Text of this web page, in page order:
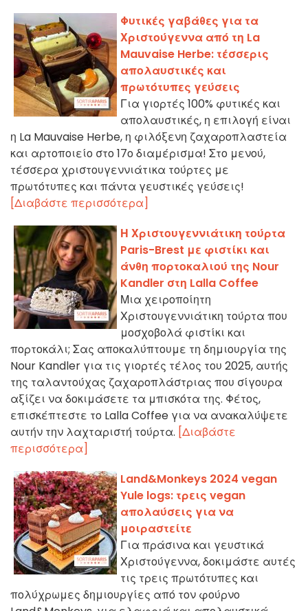
Φυτικές γαβάθες για τα
Χριστούγεννα από τη La
Mauvaise Herbe: τέσσερις
απολαυστικές και
πρωτότυπες γεύσεις
Για γιορτές 100% φυτικές και
απολαυστικές, η επιλογή είναι
η La Mauvaise Herbe, η φιλόξενη ζαχαροπλαστεία
και αρτοποιείο στο 17ο διαμέρισμα! Στο μενού,
τέσσερα χριστουγεννιάτικα τούρτες με
πρωτότυπες και πάντα γευστικές γεύσεις!
[Διαβάστε περισσότερα]
Η Χριστουγεννιάτικη τούρτα
Paris-Brest με φιστίκι και
άνθη πορτοκαλιού της Nour
Kandler στη Lalla Coffee
Μια χειροποίητη
Χριστουγεννιάτικη τούρτα που
μοσχοβολά φιστίκι και
πορτοκάλι; Σας αποκαλύπτουμε τη δημιουργία της
Nour Kandler για τις γιορτές τέλος του 2025, αυτής
της ταλαντούχας ζαχαροπλάστριας που σίγουρα
αξίζει να δοκιμάσετε τα μπισκότα της. Φέτος,
επισκέπτεστε το Lalla Coffee για να ανακαλύψετε
αυτήν την λαχταριστή τούρτα. [Διαβάστε
περισσότερα]
Land&Monkeys 2024 vegan
Yule logs: τρεις vegan
απολαύσεις για να
μοιραστείτε
Για πράσινα και γευστικά
Χριστούγεννα, δοκιμάστε αυτές
τις τρεις πρωτότυπες και
πολύχρωμες δημιουργίες από τον φούρνο